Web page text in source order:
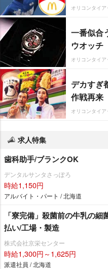
オリコンタイア
一番似合
ウオッチ
オリコンタイア
デカすぎ
作戦再来
オリコンタイア
求人特集
歯科助手/ブランクOK
デンタルサンタさっぽろ
時給1,150円
アルバイト・パート / 北海道
「寮完備」殺菌前の牛乳の
払い/工場・製造
株式会社京栄センター
時給1,300円～1,625円
派遣社員 / 北海道